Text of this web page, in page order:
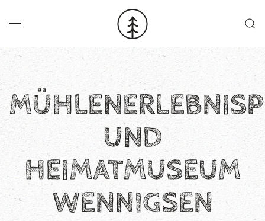
Skip to main content
UND
HEIMATMUSEUM
WENNIGSEN